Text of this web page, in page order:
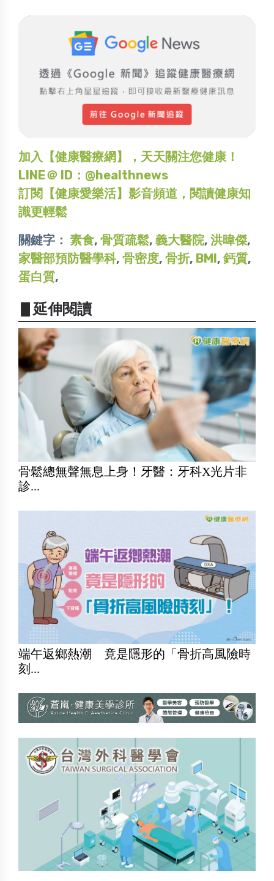
加入【健康醫療網】，天天關注您健康！
LINE＠ ID：@healthnews
訂閱【健康愛樂活】影音頻道，閱讀健康知
識更輕鬆
關鍵字： 素食, 骨質疏鬆, 義大醫院, 洪暐傑,
家醫部預防醫學科, 骨密度, 骨折, BMI, 鈣質,
蛋白質,
▋延伸閱讀
骨鬆總無聲無息上身！牙醫：牙科X光片非
診...
端午返鄉熱潮 竟是隱形的「骨折高風險時
刻...